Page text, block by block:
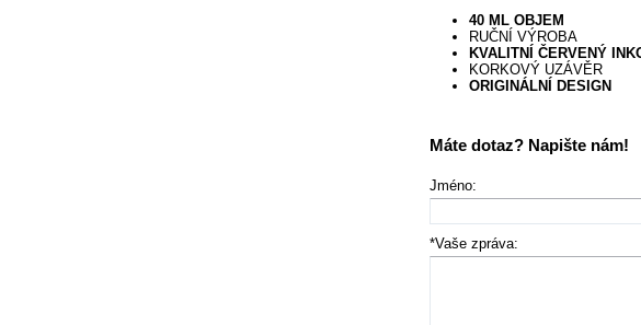
40 ML OBJEM
RUČNÍ VÝROBA
KVALITNÍ ČERVENÝ
KORKOVÝ UZÁVĚR
ORIGINÁLNÍ DESIGN
Máte dotaz? Napište nám!
Jméno:
*Vaše zpráva: